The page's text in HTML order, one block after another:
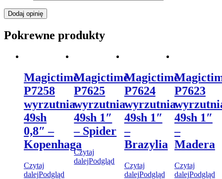
Pokrewne produkty
Magictime
P7258
wyrzutnia
49sh
0,8″ –
Kopenhaga
Czytaj
dalejPodgląd
Magictime
P7625
wyrzutnia
49sh 1″
– Spider
Czytaj
dalejPodgląd
Magictime
P7624
wyrzutnia
49sh 1″
–
Brazylia
Czytaj
dalejPodgląd
P7623
49sh 1″
–
Madera
Czytaj
dalejPodgląd